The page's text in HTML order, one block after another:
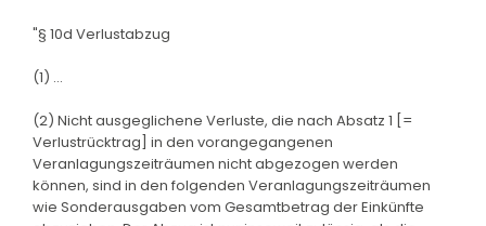
"§ 10d Verlustabzug
(1) ...
(2) Nicht ausgeglichene Verluste, die nach Absatz 1 [=
Verlustrücktrag] in den vorangegangenen
Veranlagungszeiträumen nicht abgezogen werden
können, sind in den folgenden Veranlagungszeiträumen
wie Sonderausgaben vom Gesamtbetrag der Einkünfte